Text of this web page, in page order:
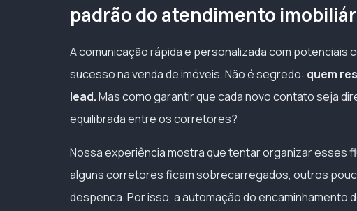
padrão do atendimento
A comunicação rápida e personalizada com potenciais
sucesso na venda de imóveis. Não é segredo: quem
lead.Mas como garantir que cada novo contato seja
equilibrada entre os corretores?
Nossa experiência mostra que tentar organizar esses
alguns corretores ficam sobrecarregados, outros
despenca. Por isso, a automação do encaminhamento